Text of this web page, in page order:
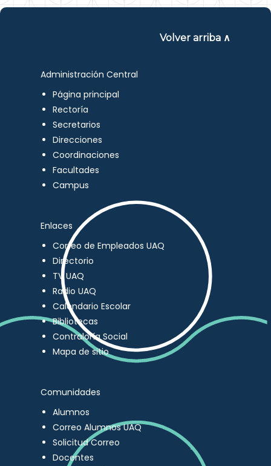
Volver arriba ∧
Administración Central
Página principal
Rectoría
Secretarios
Direcciones
Coordinaciones
Facultades
Campus
Enlaces
Correo de Empleados UAQ
Directorio
TV UAQ
Radio UAQ
Calendario Escolar
Bibliotecas
Contraloría Social
Mapa de sitio
Comunidades
Alumnos
Correo Alumnos UAQ
Solicitud Correo
Docentes